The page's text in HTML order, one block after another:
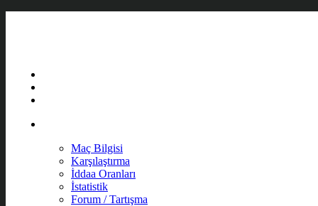
Maç Bilgisi
Karşılaştırma
İddaa Oranları
İstatistik
Forum / Tartışma